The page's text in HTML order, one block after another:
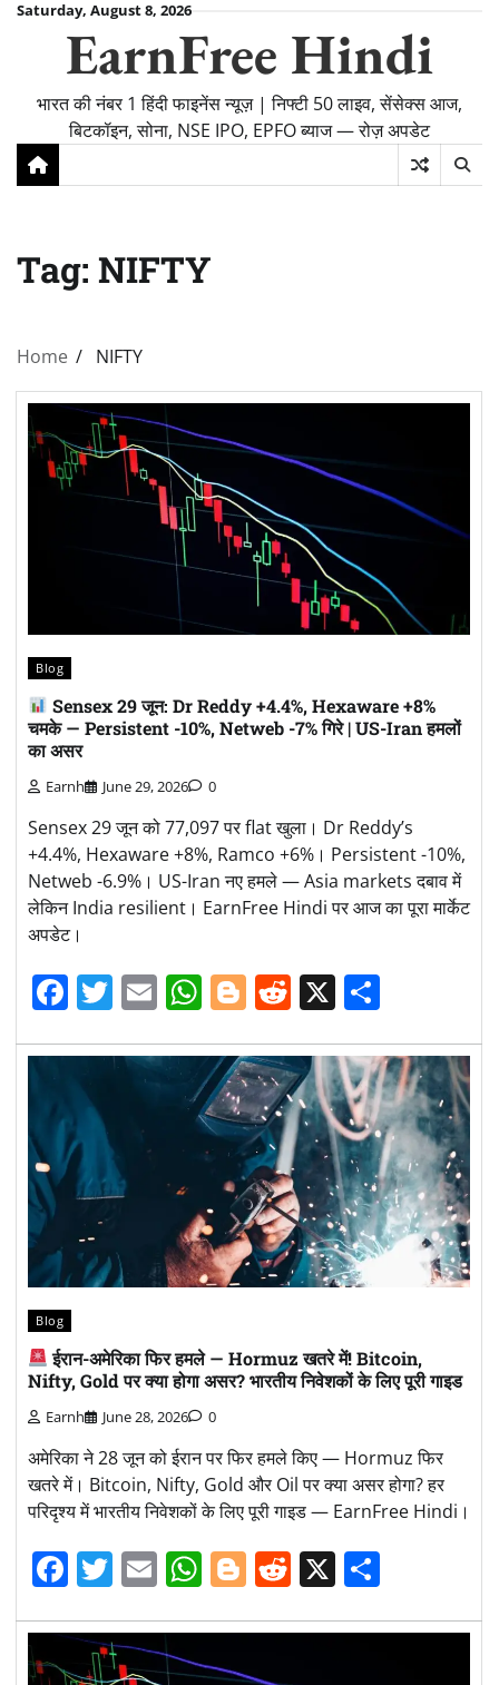
SkipSaturday, August 8, 2026
EarnFree Hindi
भारत की नंबर 1 हिंदी फाइनेंस न्यूज़ | निफ्टी 50 लाइव, सेंसेक्स आज,
बिटकॉइन, सोना, NSE IPO, EPFO ब्याज — रोज़ अपडेट
Tag: NIFTY
Home NIFTY
Blog
Sensex 29 जून: Dr Reddy +4.4%, Hexaware +8%
चमके — Persistent -10%, Netweb -7% गिरे | US-Iran हमलों
का असर
Earnh June 29, 2026 0
Sensex 29 जून को 77,097 पर flat खुला। Dr Reddy’s
+4.4%, Hexaware +8%, Ramco +6%। Persistent -10%,
Netweb -6.9%। US-Iran नए हमले — Asia markets दबाव में
लेकिन India resilient। EarnFree Hindi पर आज का पूरा मार्केट
अपडेट।
Facebook
Twitter
EmailWhatsApp
Blogger
Reddit
X
Blog
ईरान-अमेरिका फिर हमले — Hormuz खतरे में! Bitcoin,
Nifty, Gold पर क्या होगा असर? भारतीय निवेशकों के लिए पूरी गाइड
Earnh June 28, 2026 0
अमेरिका ने 28 जून को ईरान पर फिर हमले किए — Hormuz फिर
खतरे में। Bitcoin, Nifty, Gold और Oil पर क्या असर होगा? हर
परिदृश्य में भारतीय निवेशकों के लिए पूरी गाइड — EarnFree Hindi।
Facebook
Twitter
EmailWhatsApp
Blogger
Reddit
X